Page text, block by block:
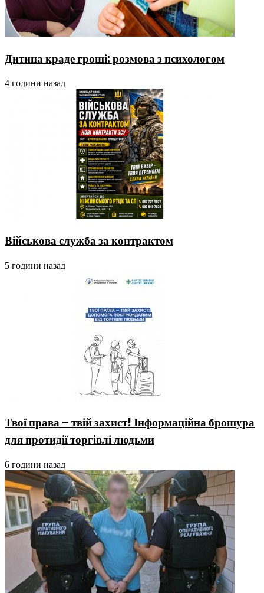
Дитина краде гроші: розмова з психологом
4 години назад
Військова служба за контрактом
5 години назад
Твої права – твій захист! Інформаційна брошура
для протидії торгівлі людьми
6 години назад